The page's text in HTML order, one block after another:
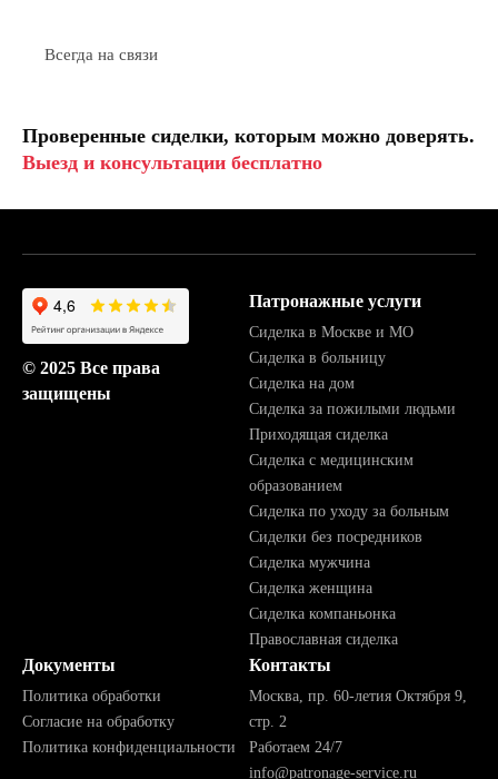
Всегда на связи
Проверенные сиделки, которым можно доверять.
Выезд и консультации бесплатно
© 2025 Все права
защищены
Патронажные услуги
Сиделка в Москве и МО
Сиделка в больницу
Сиделка на дом
Сиделка за пожилыми людьми
Приходящая сиделка
Сиделка с медицинским
образованием
Сиделка по уходу за больным
Сиделки без посредников
Сиделка мужчина
Сиделка женщина
Сиделка компаньонка
Православная сиделка
Документы
Политика обработки
Согласие на обработку
Политика конфиденциальности
Контакты
Москва, пр. 60-летия Октября 9,
стр. 2
Работаем 24/7
info@patronage-service.ru